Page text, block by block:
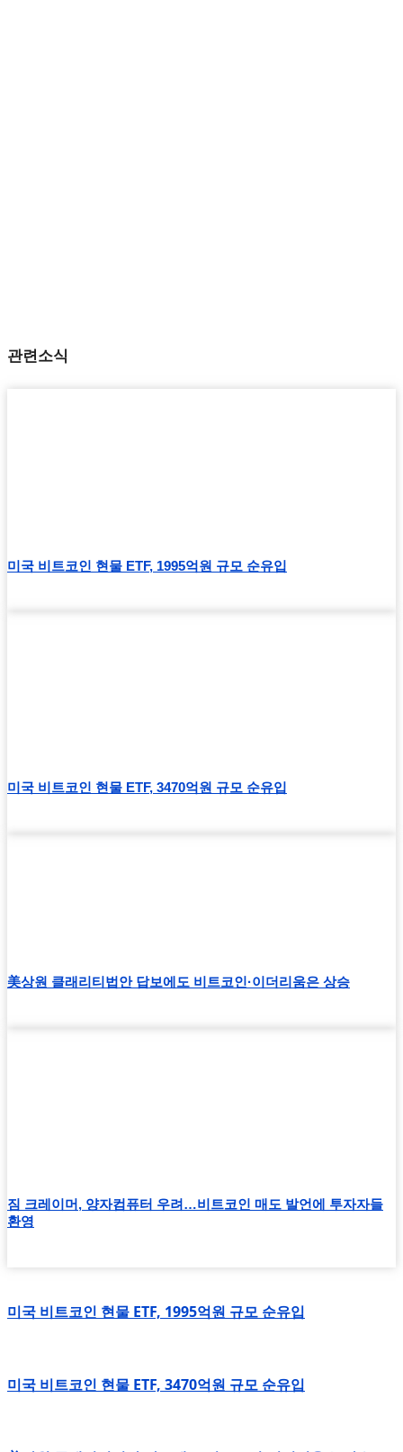
관련소식
미국 비트코인 현물 ETF, 1995억원 규모 순유입
미국 비트코인 현물 ETF, 3470억원 규모 순유입
美상원 클래리티법안 답보에도 비트코인·이더리움은 상승
짐 크레이머, 양자컴퓨터 우려…비트코인 매도 발언에 투자자들
환영
미국 비트코인 현물 ETF, 1995억원 규모 순유입
미국 비트코인 현물 ETF, 3470억원 규모 순유입